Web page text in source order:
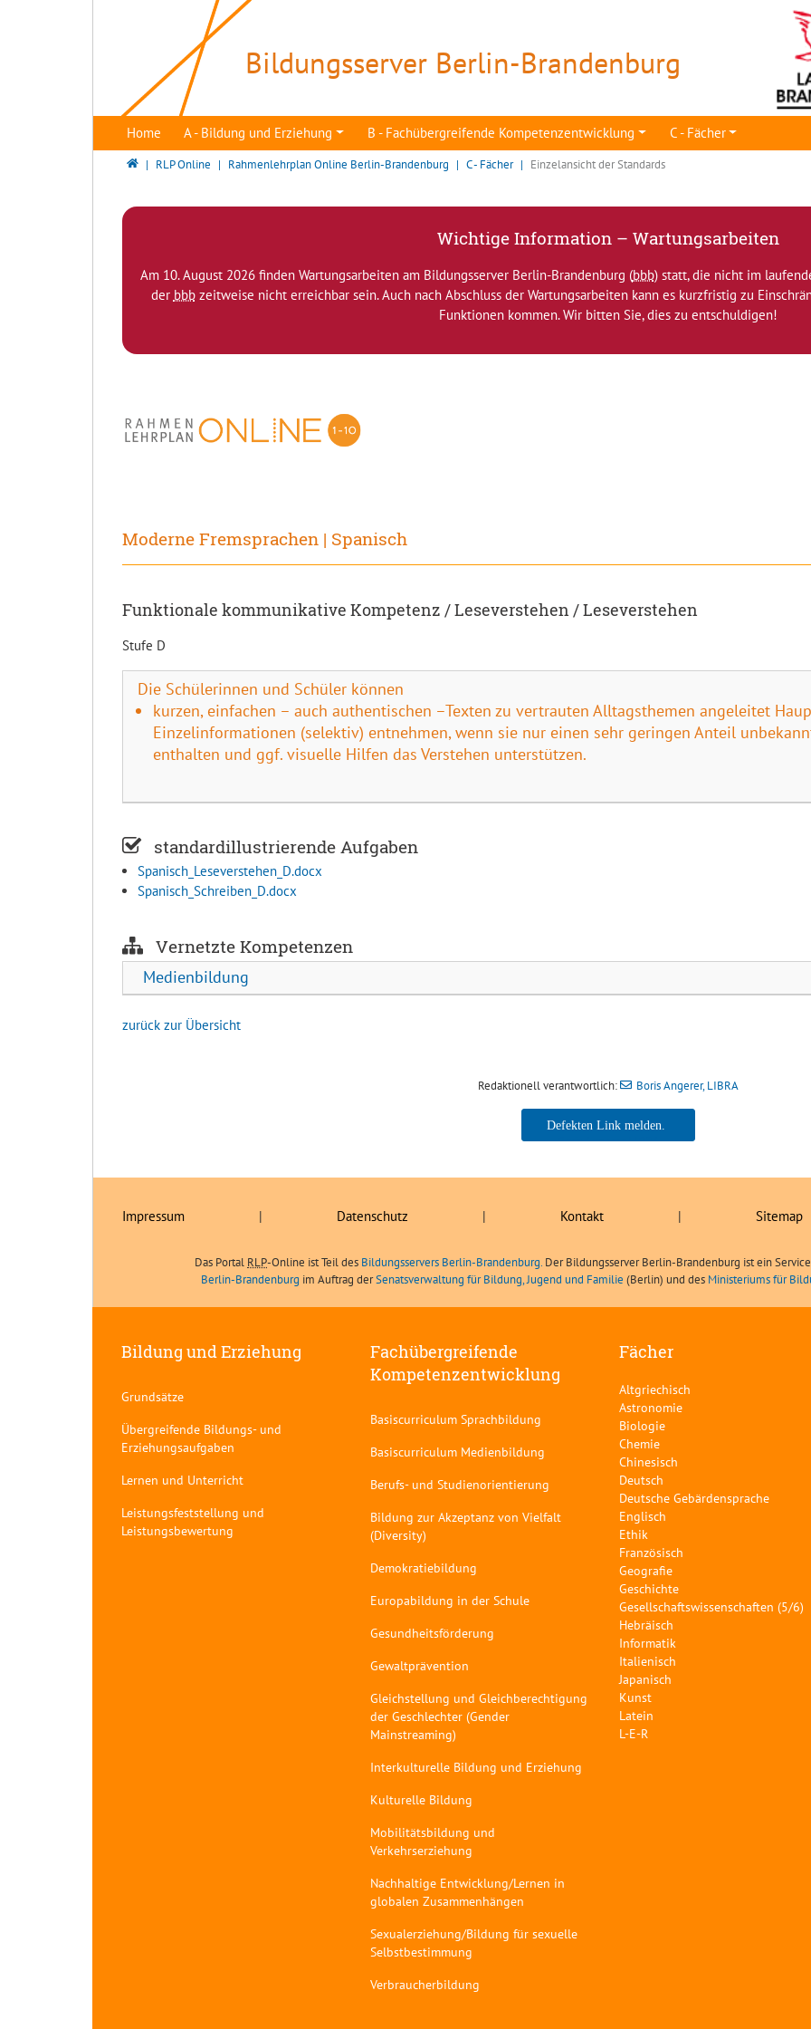
Bildungsserver Berlin-Brandenburg
Home A - Bildung und Erziehung B - Fachübergreifende Kompetenzentwicklung C - Fächer
Bildungsserver Berlin - Brandenburg
RLP Online Rahmenlehrplan Online Berlin-Brandenburg C - Fächer Einzelansicht der Standards
Wichtige Information – Wartungsarbeiten
Am 10. August 2026 finden Wartungsarbeiten am Bildungsserver Berlin-Brandenburg (bbb) statt, die nicht im
der bbbzeitweise nicht erreichbar sein. Auch nach Abschluss der Wartungsarbeiten kann es kurzfristig zu
Funktionen kommen. Wir bitten Sie, dies zu entschuldigen!
Moderne Fremsprachen | Spanisch
Funktionale kommunikative Kompetenz / Leseverstehen / Leseverstehen
Stufe D
Die Schülerinnen und Schüler können
kurzen, einfachen – auch authentischen –Texten zu vertrauten Alltagsthemen angeleitet
Einzelinformationen (selektiv) entnehmen, wenn sie nur einen sehr geringen Anteil
enthalten und ggf. visuelle Hilfen das Verstehen unterstützen.
standardillustrierende Aufgaben
Spanisch_Leseverstehen_D.docx
Spanisch_Schreiben_D.docx
Vernetzte Kompetenzen
Medienbildung
zurück zur Übersicht
Redaktionell verantwortlich: Boris Angerer, LIBRA
Boris Angerer, LIBRA
Impressum | Datenschutz | Kontakt | Sitemap
Das Portal RLP-Online ist Teil des Bildungsservers Berlin-Brandenburg. Der Bildungsserver Berlin-Brandenburg ist ein
Berlin-Brandenburg im Auftrag derSenatsverwaltung für Bildung, Jugend und Familie (Berlin) und des Ministeriums für
Bildung und Erziehung
Grundsätze
Übergreifende Bildungs- und
Erziehungsaufgaben
Lernen und Unterricht
Leistungsfeststellung und
Leistungsbewertung
Fachübergreifende
Kompetenzentwicklung
Basiscurriculum Sprachbildung
Basiscurriculum Medienbildung
Berufs- und Studienorientierung
Bildung zur Akzeptanz von Vielfalt
(Diversity)
Demokratiebildung
Europabildung in der Schule
Gesundheitsförderung
Gewaltprävention
Gleichstellung und Gleichberechtigung
der Geschlechter (Gender
Mainstreaming)
Interkulturelle Bildung und Erziehung
Kulturelle Bildung
Mobilitätsbildung und
Verkehrserziehung
Nachhaltige Entwicklung/Lernen in
globalen Zusammenhängen
Sexualerziehung/Bildung für sexuelle
Selbstbestimmung
Verbraucherbildung
Fächer
Altgriechisch
Astronomie
Biologie
Chemie
Chinesisch
Deutsch
Deutsche Gebärdensprache
Englisch
Ethik
Französisch
Geografie
Geschichte
Gesellschaftswissenschaften (5/6)
Hebräisch
Informatik
Italienisch
Japanisch
Kunst
Latein
L-E-R